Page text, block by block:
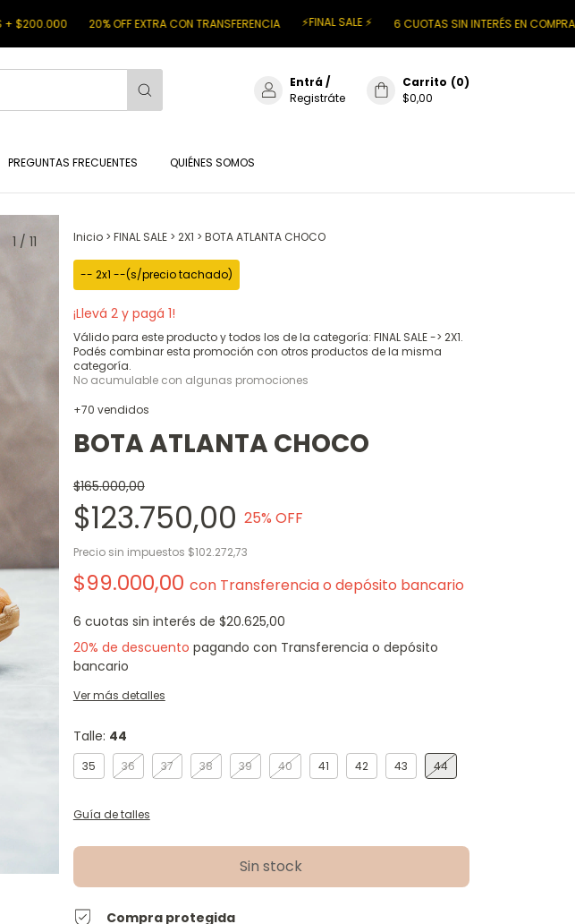
20% OFF EXTRA CON TRANSFERENCIA ⚡FINAL SALE ⚡ 6 CUOTAS SIN INTERÉS EN COMPRAS +
Entrá/
Registráte
Carrito (0)
$0,00
PREGUNTAS FRECUENTES QUIÉNES SOMOS
1 / 11 Inicio > FINAL SALE > 2X1 > BOTA ATLANTA CHOCO
-- 2x1 --(s/precio tachado)
¡Llevá 2 y pagá 1!
Válido para este producto y todos los de la categoría: FINAL SALE -> 2X1.
Podés combinar esta promoción con otros productos de la misma
categoría.
No acumulable con algunas promociones
+70 vendidos
BOTA ATLANTA CHOCO
$165.000,00
$123.750,00 25% OFF
Precio sin impuestos $102.272,73
$99.000,00 con Transferencia o depósito bancario
6 cuotas sin interés de $20.625,00
20% de descuento pagando con Transferencia o depósito
bancario
Ver más detalles
Talle: 44
35 36 37 38 39 40 41 42 43 44
Guía de talles
Compra protegida